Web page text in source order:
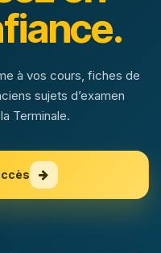
à vos cours, fiches de
sujets d’examen
Terminale.